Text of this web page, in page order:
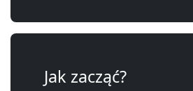
Jak zacząć?